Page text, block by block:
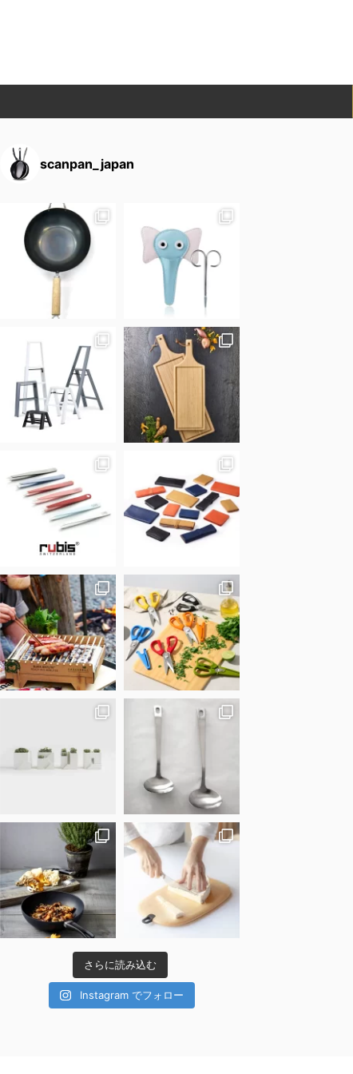
scanpan_japan
さらに読み込む
Instagram でフォロー